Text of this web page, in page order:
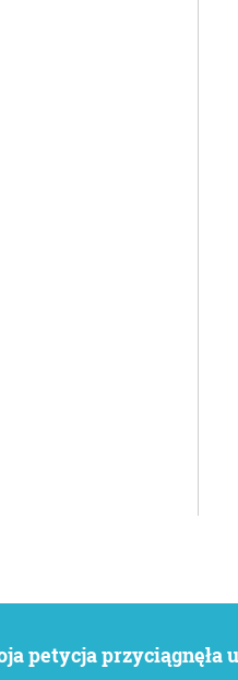
petycja przyciągnęła